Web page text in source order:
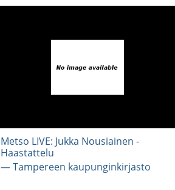
Metso LIVE: Jukka Nousiainen -
Haastattelu
― Tampereen kaupunginkirjasto